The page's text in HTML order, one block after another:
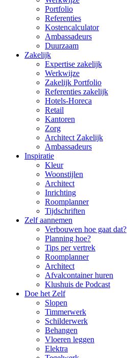
Portfolio
Referenties
Kostencalculator
Ambassadeurs
Duurzaam
Zakelijk
Expertise zakelijk
Werkwijze
Zakelijk Portfolio
Referenties zakelijk
Hotels-Horeca
Retail
Kantoren
Zorg
Architect Zakelijk
Ambassadeurs
Inspiratie
Kleur
Woonstijlen
Architect
Inrichting
Roomplanner
Tijdschriften
Zelf aannemen
Verbouwen hoe gaat dat?
Planning hoe?
Tips per vertrek
Roomplanner
Architect
Afvalcontainer huren
Klushuis de Podcast
Doe het Zelf
Slopen
Timmerwerk
Schilderwerk
Behangen
Vloeren leggen
Elektra